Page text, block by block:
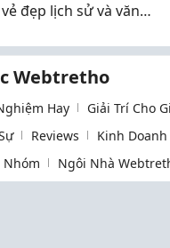
đẹp lịch sử và văn
Webtretho
Hay Giải Trí Cho
Reviews Kinh Doanh
Nhóm
Ngôi Nhà